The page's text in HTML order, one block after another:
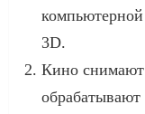
компьютерной
3D.
Кино снимают